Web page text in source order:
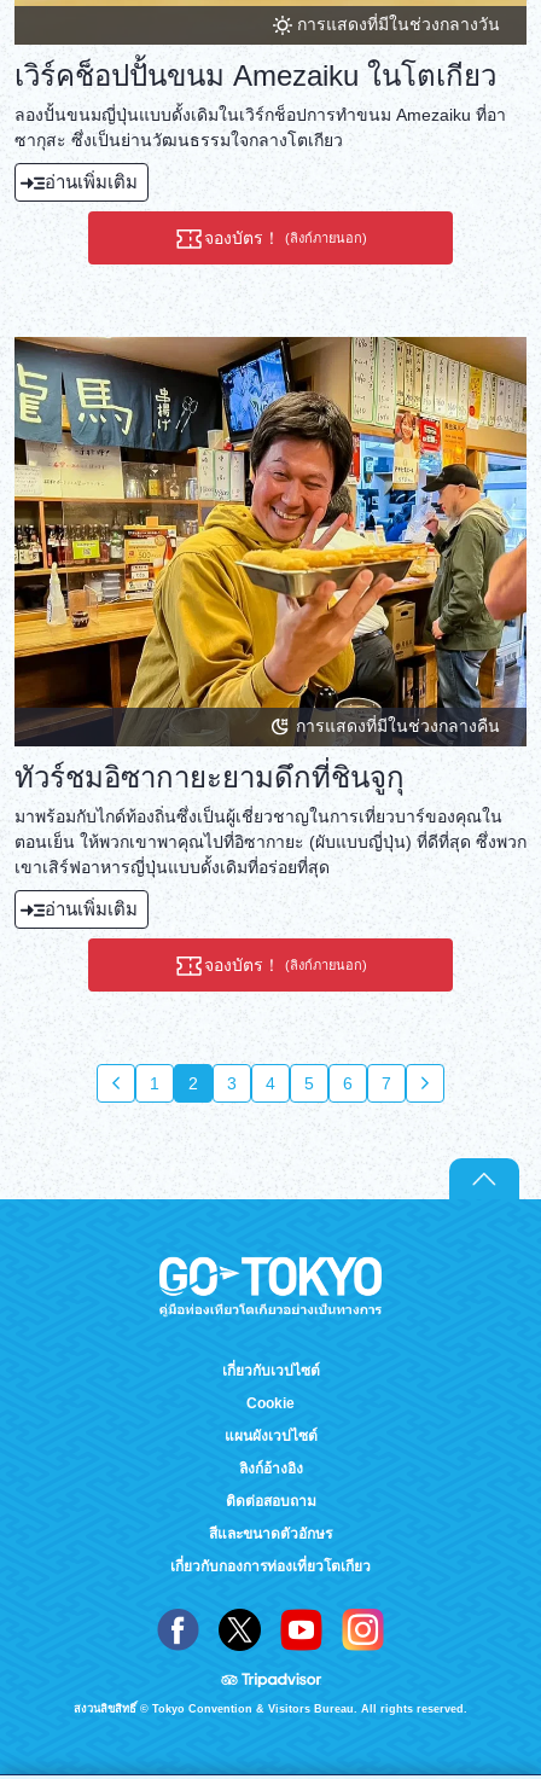
การแสดงที่มีในช่วงกลางวัน
เวิร์คช็อปปั้นขนม Amezaiku ในโตเกียว
ลองปั้นขนมญี่ปุ่นแบบดั้งเดิมในเวิร์กช็อปการทำขนม Amezaiku ที่อา
ซากุสะ ซึ่งเป็นย่านวัฒนธรรมใจกลางโตเกียว
อ่านเพิ่มเติม
จองบัตร！ (ลิงก์ภายนอก)
การแสดงที่มีในช่วงกลางคืน
ทัวร์ชมอิซากายะยามดึกที่ชินจูกุ
มาพร้อมกับไกด์ท้องถิ่นซึ่งเป็นผู้เชี่ยวชาญในการเที่ยวบาร์ของคุณใน
ตอนเย็น ให้พวกเขาพาคุณไปที่อิซากายะ (ผับแบบญี่ปุ่น) ที่ดีที่สุด ซึ่งพวก
เขาเสิร์ฟอาหารญี่ปุ่นแบบดั้งเดิมที่อร่อยที่สุด
อ่านเพิ่มเติม
จองบัตร！ (ลิงก์ภายนอก)
1 2 3 4 5 6 7 8
เกี่ยวกับเวปไซต์
Cookie
แผนผังเวปไซต์
ลิงก์อ้างอิง
ติดต่อสอบถาม
สีและขนาดตัวอักษร
เกี่ยวกับกองการท่องเที่ยวโตเกียว
สงวนลิขสิทธิ์ © Tokyo Convention & Visitors Bureau. All rights reserved.